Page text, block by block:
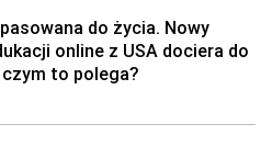
do życia. Nowy
online z USA dociera do
czym to polega?